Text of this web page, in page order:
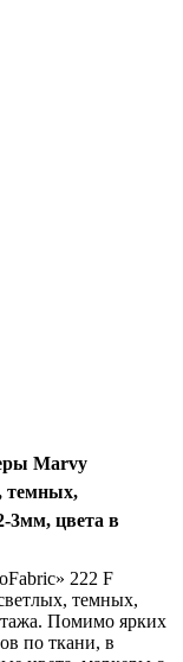
Marvy
темных,
3мм, цвета в
222 F
темных,
Помимо ярких
по ткани, в